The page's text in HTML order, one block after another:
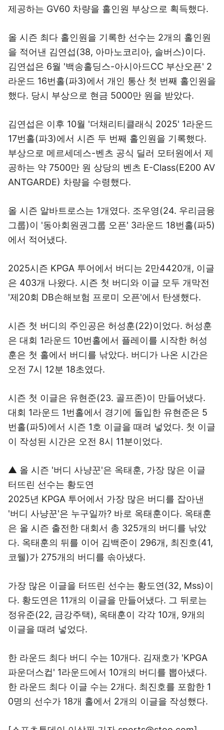
제공하는 GV60 차량을 홀인원 부상으로 획득했다.
올 시즌 최다 홀인원을 기록한 선수는 2개의 홀인원
을 적어낸 김연섭(38, 아마노코리아, 솔버스)이다.
김연섭은 6월 '백송홀딩스-아시아드CC 부산오픈' 2
라운드 16번홀(파3)에서 개인 통산 첫 번째 홀인원을
했다. 당시 부상으로 현금 5000만 원을 받았다.
김연섭은 이후 10월 '더채리티클래식 2025' 1라운드
17번홀(파3)에서 시즌 두 번째 홀인원을 기록했다.
부상으로 메르세데스-벤츠 공식 딜러 모터원에서 제
공하는 약 7500만 원 상당의 벤츠 E-Class(E200 AV
ANTGARDE) 차량을 수령했다.
올 시즌 알바트로스는 1개였다. 조우영(24. 우리금융
그룹)이 '동아회원권그룹 오픈' 3라운드 18번홀(파5)
에서 적어냈다.
2025시즌 KPGA 투어에서 버디는 2만4420개, 이글
은 403개 나왔다. 시즌 첫 버디와 이글 모두 개막전
'제20회 DB손해보험 프로미 오픈'에서 탄생했다.
시즌 첫 버디의 주인공은 허성훈(22)이었다. 허성훈
은 대회 1라운드 10번홀에서 플레이를 시작한 허성
훈은 첫 홀에서 버디를 낚았다. 버디가 나온 시간은
오전 7시 12분 18초였다.
시즌 첫 이글은 유현준(23. 골프존)이 만들어냈다.
대회 1라운드 1번홀에서 경기에 돌입한 유현준은 5
번홀(파5)에서 시즌 1호 이글을 때려 넣었다. 첫 이글
이 작성된 시간은 오전 8시 11분이었다.
▲ 올 시즌 '버디 사냥꾼'은 옥태훈, 가장 많은 이글
터뜨린 선수는 황도연
2025년 KPGA 투어에서 가장 많은 버디를 잡아낸
'버디 사냥꾼'은 누구일까? 바로 옥태훈이다. 옥태훈
은 올 시즌 출전한 대회서 총 325개의 버디를 낚았
다. 옥태훈의 뒤를 이어 김백준이 296개, 최진호(41,
코웰)가 275개의 버디를 솎아냈다.
가장 많은 이글을 터뜨린 선수는 황도연(32, Mss)이
다. 황도연은 11개의 이글을 만들어냈다. 그 뒤로는
정유준(22, 금강주택), 옥태훈이 각각 10개, 9개의
이글을 때려 넣었다.
한 라운드 최다 버디 수는 10개다. 김재호가 'KPGA
파운더스컵' 1라운드에서 10개의 버디를 뽑아냈다.
한 라운드 최다 이글 수는 2개다. 최진호를 포함한 1
0명의 선수가 18개 홀에서 2개의 이글을 작성했다.